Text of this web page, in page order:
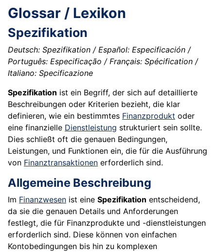
Glossar / Lexikon
Spezifikation
Deutsch: Spezifikation / Español: Especificación /
Português: Especificação / Français: Spécification /
Italiano: Specificazione
Spezifikation ist ein Begriff, der sich auf detaillierte
Beschreibungen oder Kriterien bezieht, die klar
definieren, wie ein bestimmtes Finanzprodukt oder
eine finanzielle Dienstleistung strukturiert sein sollte.
Dies schließt oft die genauen Bedingungen,
Leistungen, und Funktionen ein, die für die Ausführung
von Finanztransaktionen erforderlich sind.
Allgemeine Beschreibung
Im Finanzwesen ist eine Spezifikation entscheidend,
da sie die genauen Details und Anforderungen
festlegt, die für Finanzprodukte und -dienstleistungen
erforderlich sind. Diese können von einfachen
Kontobedingungen bis hin zu komplexen